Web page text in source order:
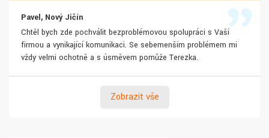
Pavel, Nový Jičín
Chtěl bych zde pochválit bezproblémovou spolupráci s Vaší
firmou a vynikající komunikaci. Se sebemenším problémem mi
vždy velmi ochotně a s úsměvem pomůže Terezka.
Zobrazit vše